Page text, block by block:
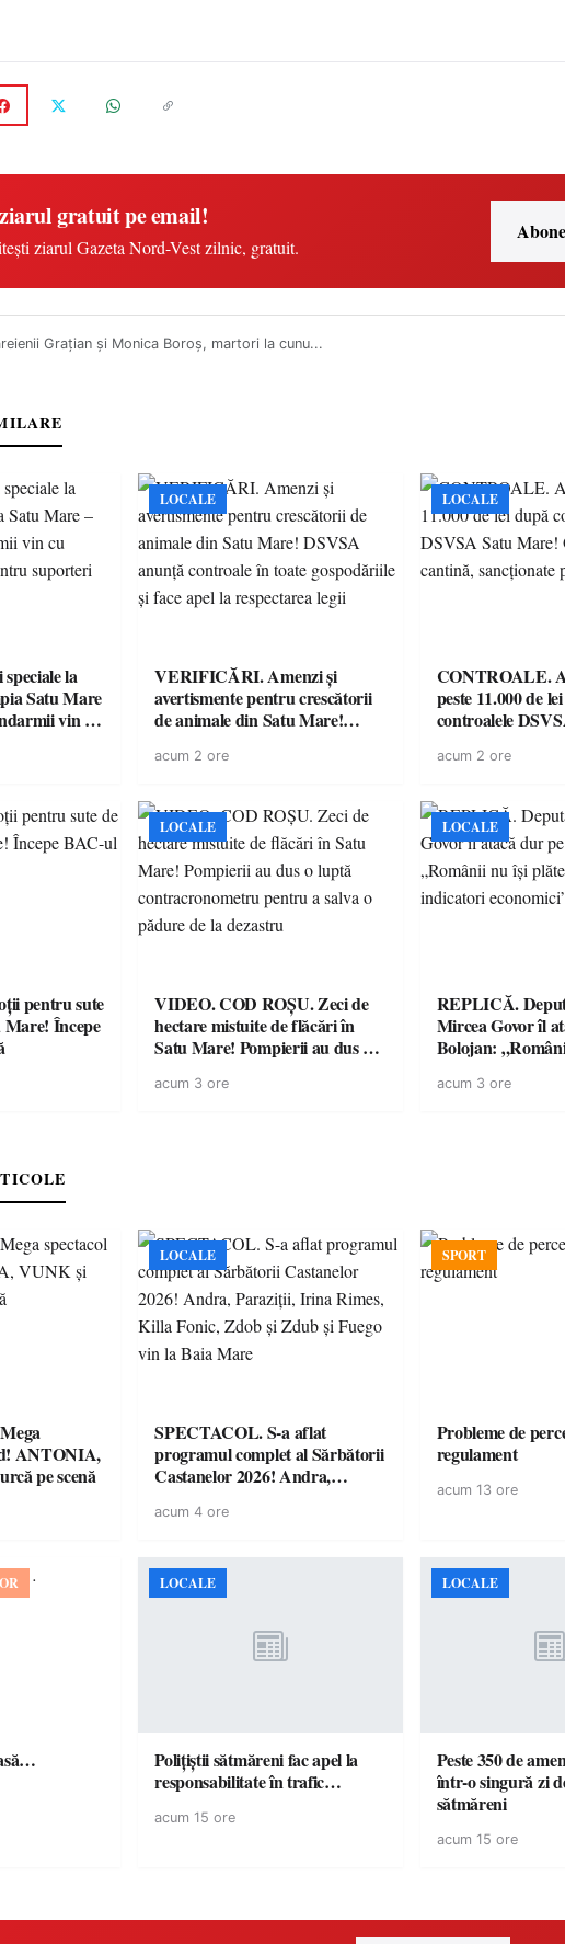
gratuit pe email!
ziarul Gazeta Nord-Vest zilnic, gratuit.
Grațian și Monica Boroș, martori la cunu...
la
Satu Mare
vin cu
LOCALE
VERIFICĂRI. Amenzi și
avertismente pentru crescătorii
de animale din Satu Mare!
toate gospodăriile și face apel la
acum 2 ore
LOCALE
CONTROALE.
peste 11.000 de
controalele
sancționate
acum 2 ore
pentru sute
Mare! Începe
LOCALE
VIDEO. COD ROȘU. Zeci de
hectare mistuite de flăcări în
Satu Mare! Pompierii au dus o
a salva o pădure de la dezastru
acum 3 ore
LOCALE
REPLICĂ.
Mircea Govor îl
Bolojan:
economici”
acum 3 ore
ANTONIA,
pe scenă
LOCALE
SPECTACOL. S-a aflat
programul complet al Sărbătorii
Castanelor 2026! Andra,
Fonic, Zdob și Zdub și Fuego
acum 4 ore
SPORT
Probleme de
regulament
acum 13 ore
LOCALE
Polițiștii sătmăreni fac apel la
responsabilitate în trafic…
acum 15 ore
LOCALE
Peste 350 de
într-o singură zi
sătmăreni
acum 15 ore